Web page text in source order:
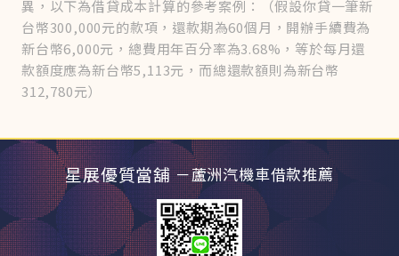
異，以下為借貸成本計算的參考案例：（假設你貸一筆新
台幣300,000元的款項，還款期為60個月，開辦手續費為
新台幣6,000元，總費用年百分率為3.68%，等於每月還
款額度應為新台幣5,113元，而總還款額則為新台幣
312,780元）
星展優質當舖－蘆洲汽機車借款推薦